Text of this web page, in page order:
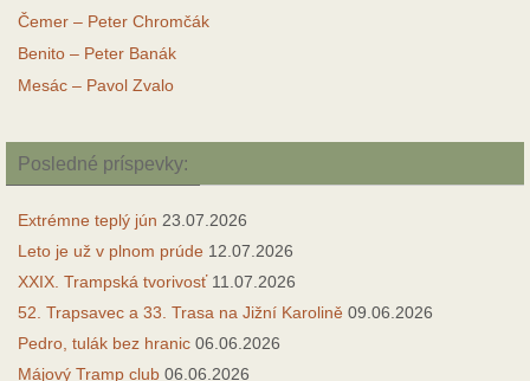
Čemer – Peter Chromčák
Benito – Peter Banák
Mesác – Pavol Zvalo
Posledné príspevky:
Extrémne teplý jún 23.07.2026
Leto je už v plnom prúde 12.07.2026
XXIX. Trampská tvorivosť 11.07.2026
52. Trapsavec a 33. Trasa na Jižní Karolině 09.06.2026
Pedro, tulák bez hranic 06.06.2026
Májový Tramp club 06.06.2026